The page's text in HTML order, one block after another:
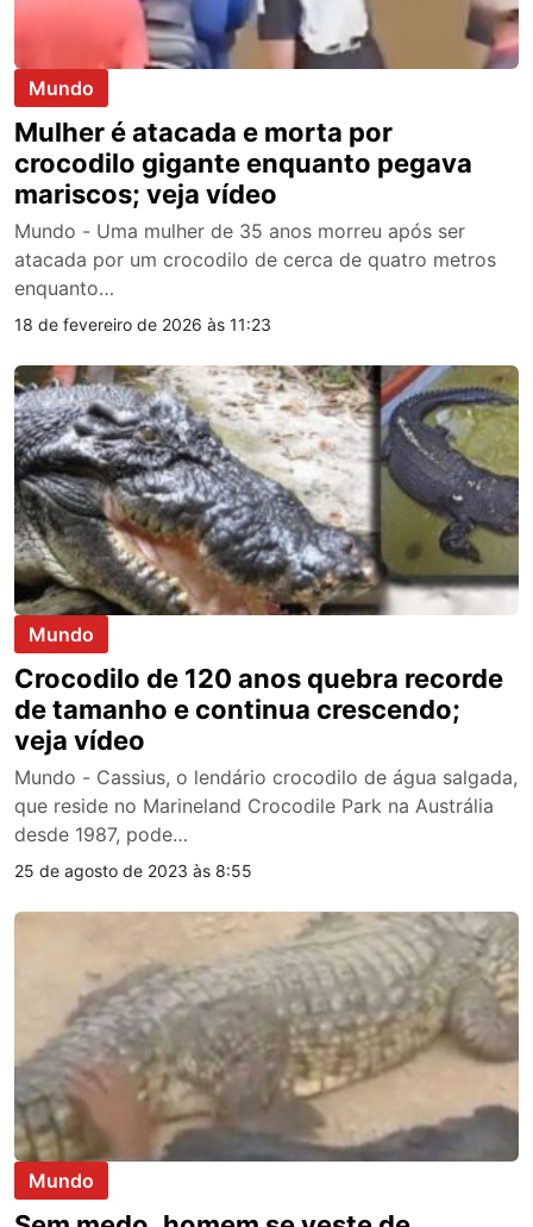
Mundo
Mulher é atacada e morta por
crocodilo gigante enquanto pegava
mariscos; veja vídeo
Mundo - Uma mulher de 35 anos morreu após ser
atacada por um crocodilo de cerca de quatro metros
enquanto…
18 de fevereiro de 2026 às 11:23
Mundo
Crocodilo de 120 anos quebra recorde
de tamanho e continua crescendo;
veja vídeo
Mundo - Cassius, o lendário crocodilo de água salgada,
que reside no Marineland Crocodile Park na Austrália
desde 1987, pode…
25 de agosto de 2023 às 8:55
Mundo